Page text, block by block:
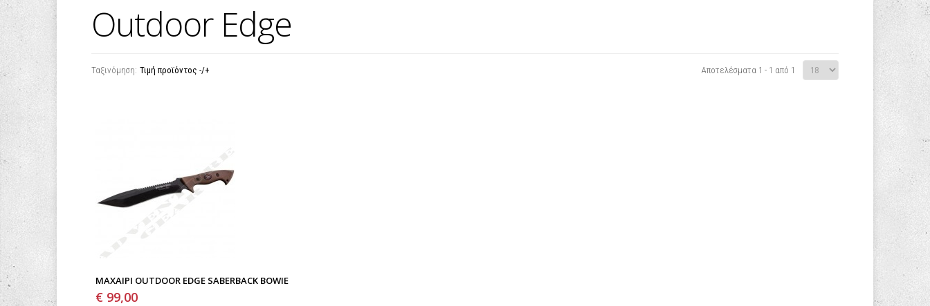
Outdoor Edge
Ταξινόμηση: Τιμή προϊόντος -/+ Αποτελέσματα 1 - 1 από 1
ΜΑΧΑΊΡΙ OUTDOOR EDGE SABERBACK BOWIE
€ 99,00